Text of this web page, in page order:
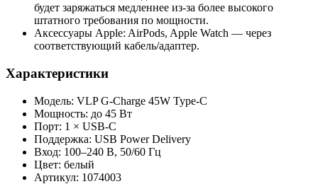
будет заряжаться медленнее из‑за более высокого
штатного требования по мощности.
Аксессуары Apple: AirPods, Apple Watch — через
соответствующий кабель/адаптер.
Характеристики
Модель: VLP G‑Charge 45W Type‑C
Мощность: до 45 Вт
Порт: 1 × USB‑C
Поддержка: USB Power Delivery
Вход: 100–240 В, 50/60 Гц
Цвет: белый
Артикул: 1074003